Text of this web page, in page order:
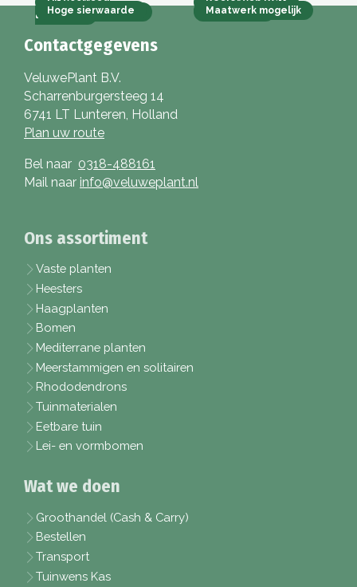
Wekelijks aanvoer Veel keuze
Uit voorraad
leverbaar
Dealer van DCM
Hoge sierwaarde Maatwerk mogelijk
Contactgegevens
VeluwePlant B.V.
Scharrenburgersteeg 14
6741 LT Lunteren, Holland
Plan uw route
Bel naar 0318-488161
Mail naar info@veluweplant.nl
Ons assortiment
Vaste planten
Heesters
Haagplanten
Bomen
Mediterrane planten
Meerstammigen en solitairen
Rhododendrons
Tuinmaterialen
Eetbare tuin
Lei- en vormbomen
Wat we doen
Groothandel (Cash & Carry)
Bestellen
Transport
Tuinwens Kas